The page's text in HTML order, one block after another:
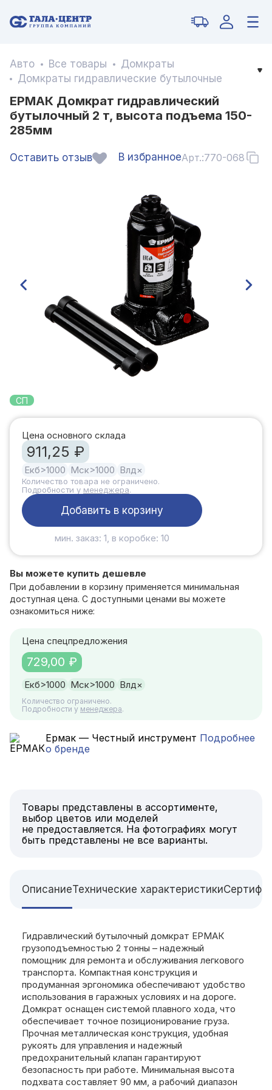
Авто Все товары
Домкраты
Домкраты гидравлические бутылочные
ЕРМАК Домкрат гидравлический
бутылочный 2 т, высота подъема 150-
285мм
Оставить отзыв В избранноеАрт.:770-068
СП
Цена основного склада
911,25 ₽
Екб>1000 Мск>1000 Влд ×
Количество товара не ограничено.
Подробности у менеджера.
Добавить в корзину
мин. заказ: 1, в коробке: 10
Вы можете купить дешевле
При добавлении в корзину применяется минимальная
доступная цена. С доступными ценами вы можете
ознакомиться ниже:
Цена спецпредложения
Количество ограничено.
Подробности у менеджера.
Екб>1000 Мск>1000 Влд×
729,00 ₽
Ермак — Честный инструмент Подробнее
о бренде
Товары представлены в ассортименте,
выбор цветов или моделей
не предоставляется. На фотографиях могут
быть представлены не все варианты.
ОписаниеТехнические характеристики
Гидравлический бутылочный домкрат ЕРМАК
грузоподъемностью 2 тонны – надежный
помощник для ремонта и обслуживания легкового
транспорта. Компактная конструкция и
продуманная эргономика обеспечивают удобство
использования в гаражных условиях и на дороге.
Домкрат оснащен системой плавного хода, что
обеспечивает точное позиционирование груза.
Прочная металлическая конструкция, удобная
рукоять для управления и надежный
предохранительный клапан гарантируют
безопасность при работе. Минимальная высота
подхвата составляет 90 мм, а рабочий диапазон